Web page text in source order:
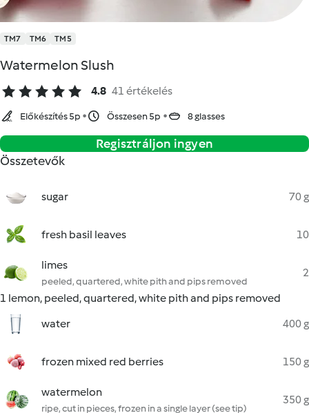
TM7 TM6 TM5
Watermelon Slush
4.8 41 értékelés
Előkészítés 5p Összesen 5p 8 glasses
Regisztráljon ingyen
Összetevők
sugar 70 g
fresh basil leaves 10
limes
peeled, quartered, white pith and pips removed
2
1 lemon, peeled, quartered, white pith and pips removed
water
400 g
frozen mixed red berries 150 g
watermelon
ripe, cut in pieces, frozen in a single layer (see tip)
350 g